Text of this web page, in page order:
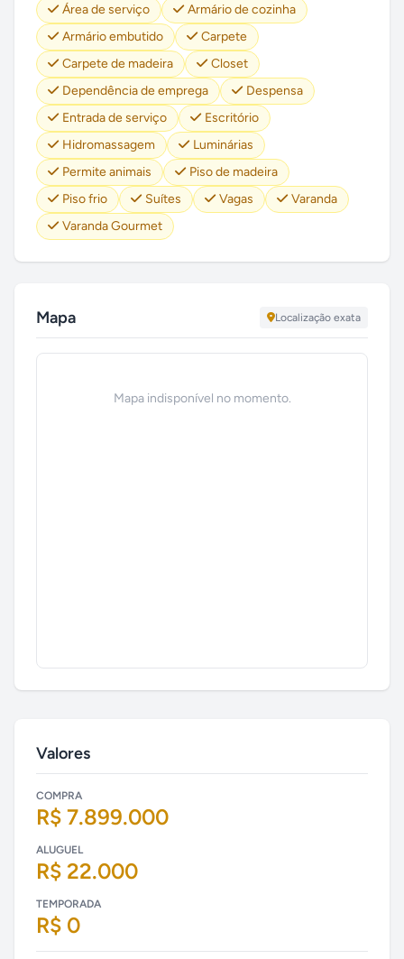
Área de serviço
Armário de cozinha
Armário embutido
Carpete
Carpete de madeira
Closet
Dependência de emprega
Despensa
Entrada de serviço
Escritório
Hidromassagem
Luminárias
Permite animais
Piso de madeira
Piso frio
Suítes Vagas
Varanda
Varanda Gourmet
Mapa Localização exata
Mapa indisponível no momento.
Valores
COMPRA
R$ 7.899.000
ALUGUEL
R$ 22.000
TEMPORADA
R$ 0